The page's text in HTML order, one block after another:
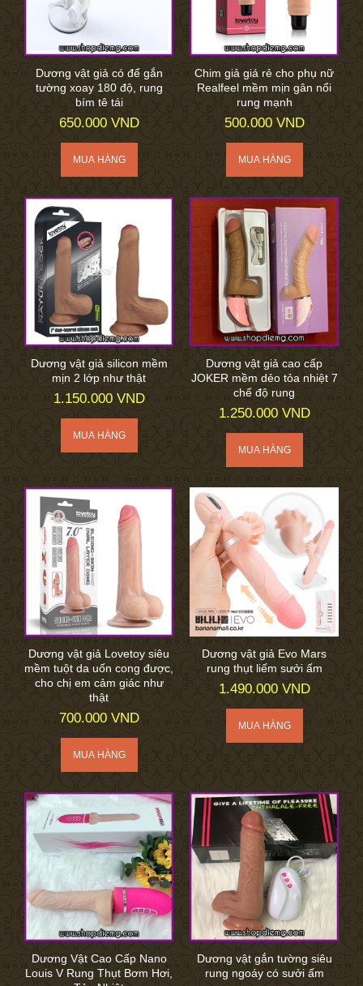
Dương vật giả có để gắn
tường xoay 180 độ, rung
bím tê tái
650.000 VND
Chim giả giá rẻ cho phụ nữ
Realfeel mềm mịn gân nổi
rung mạnh
500.000 VND
Dương vật giả silicon mềm
mịn 2 lớp như thật
1.150.000 VND
Dương vật giả cao cấp
JOKER mềm dẻo tỏa nhiệt 7
chế độ rung
1.250.000 VND
Dương vật giả Lovetoy siêu
mềm tuột da uốn cong được,
cho chị em cảm giác như
thật
700.000 VND
Dương vật giả Evo Mars
rung thụt liếm sưởi ấm
1.490.000 VND
Dương Vật Cao Cấp Nano
Louis V Rung Thụt Bơm Hơi,
Dương vật gắn tường siêu
rung ngoáy có sưởi ấm